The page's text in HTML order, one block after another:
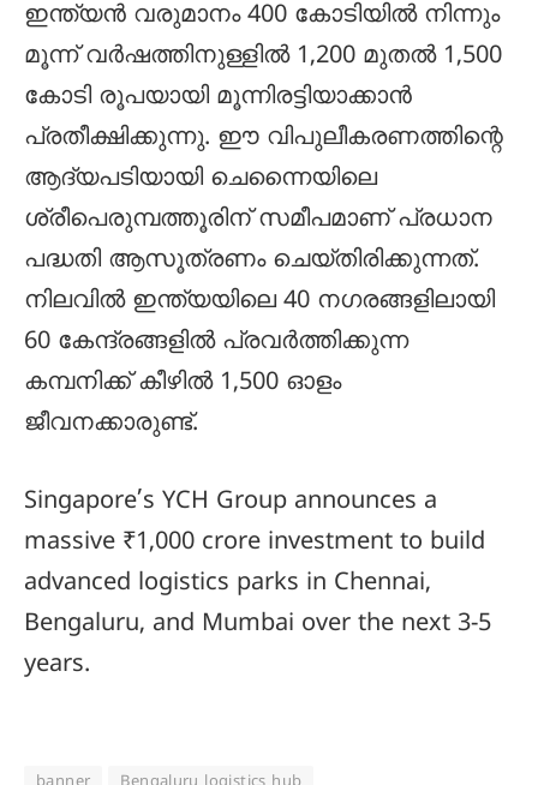
ഇന്ത്യൻ വരുമാനം 400 കോടിയിൽ നിന്നും
മൂന്ന് വർഷത്തിനുള്ളിൽ 1,200 മുതൽ 1,500
കോടി രൂപയായി മൂന്നിരട്ടിയാക്കാൻ
പ്രതീക്ഷിക്കുന്നു. ഈ വിപുലീകരണത്തിന്റെ
ആദ്യപടിയായി ചെന്നൈയിലെ
ശ്രീപെരുമ്പത്തൂരിന് സമീപമാണ് പ്രധാന
പദ്ധതി ആസൂത്രണം ചെയ്തിരിക്കുന്നത്.
നിലവിൽ ഇന്ത്യയിലെ 40 നഗരങ്ങളിലായി
60 കേന്ദ്രങ്ങളിൽ പ്രവർത്തിക്കുന്ന
കമ്പനിക്ക് കീഴിൽ 1,500 ഓളം
ജീവനക്കാരുണ്ട്.
Singapore’s YCH Group announces a
massive ₹1,000 crore investment to build
advanced logistics parks in Chennai,
Bengaluru, and Mumbai over the next 3-5
years.